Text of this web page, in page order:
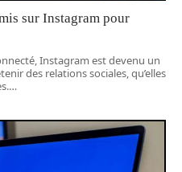
sur Instagram pour
Instagram est devenu un
des relations sociales, qu’elles
…